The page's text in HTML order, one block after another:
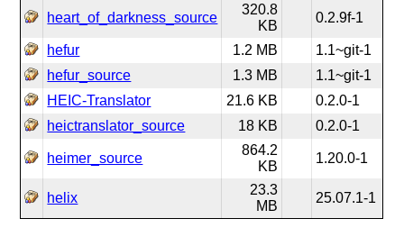
heart_of_darkness_source
320.8
KB
0.2.9f-1
hefur 1.2 MB
1.1~git-1
hefur_source
1.3 MB
1.1~git-1
HEIC-Translator
21.6 KB
0.2.0-1
heictranslator_source
18 KB 0.2.0-1
heimer_source
864.2
KB
1.20.0-1
helix
23.3
MB
25.07.1-1